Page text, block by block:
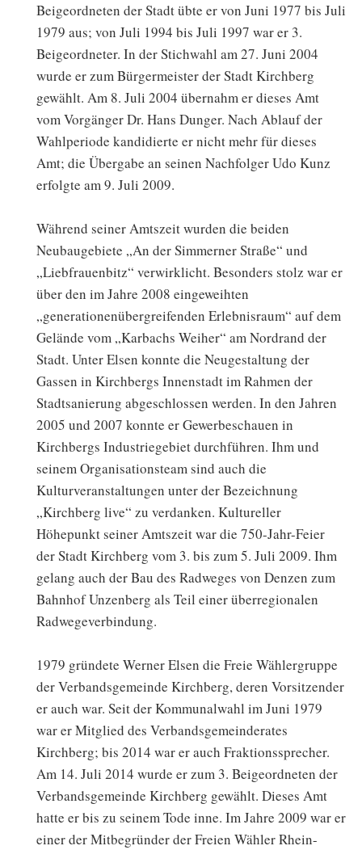
Beigeordneten der Stadt übte er von Juni 1977 bis Juli
1979 aus; von Juli 1994 bis Juli 1997 war er 3.
Beigeordneter. In der Stichwahl am 27. Juni 2004
wurde er zum Bürgermeister der Stadt Kirchberg
gewählt. Am 8. Juli 2004 übernahm er dieses Amt
vom Vorgänger Dr. Hans Dunger. Nach Ablauf der
Wahlperiode kandidierte er nicht mehr für dieses
Amt; die Übergabe an seinen Nachfolger Udo Kunz
erfolgte am 9. Juli 2009.
Während seiner Amtszeit wurden die beiden
Neubaugebiete „An der Simmerner Straße“ und
„Liebfrauenbitz“ verwirklicht. Besonders stolz war er
über den im Jahre 2008 eingeweihten
„generationenübergreifenden Erlebnisraum“ auf dem
Gelände vom „Karbachs Weiher“ am Nordrand der
Stadt. Unter Elsen konnte die Neugestaltung der
Gassen in Kirchbergs Innenstadt im Rahmen der
Stadtsanierung abgeschlossen werden. In den Jahren
2005 und 2007 konnte er Gewerbeschauen in
Kirchbergs Industriegebiet durchführen. Ihm und
seinem Organisationsteam sind auch die
Kulturveranstaltungen unter der Bezeichnung
„Kirchberg live“ zu verdanken. Kultureller
Höhepunkt seiner Amtszeit war die 750-Jahr-Feier
der Stadt Kirchberg vom 3. bis zum 5. Juli 2009. Ihm
gelang auch der Bau des Radweges von Denzen zum
Bahnhof Unzenberg als Teil einer überregionalen
Radwegeverbindung.
1979 gründete Werner Elsen die Freie Wählergruppe
der Verbandsgemeinde Kirchberg, deren Vorsitzender
er auch war. Seit der Kommunalwahl im Juni 1979
war er Mitglied des Verbandsgemeinderates
Kirchberg; bis 2014 war er auch Fraktionssprecher.
Am 14. Juli 2014 wurde er zum 3. Beigeordneten der
Verbandsgemeinde Kirchberg gewählt. Dieses Amt
hatte er bis zu seinem Tode inne. Im Jahre 2009 war er
einer der Mitbegründer der Freien Wähler Rhein-